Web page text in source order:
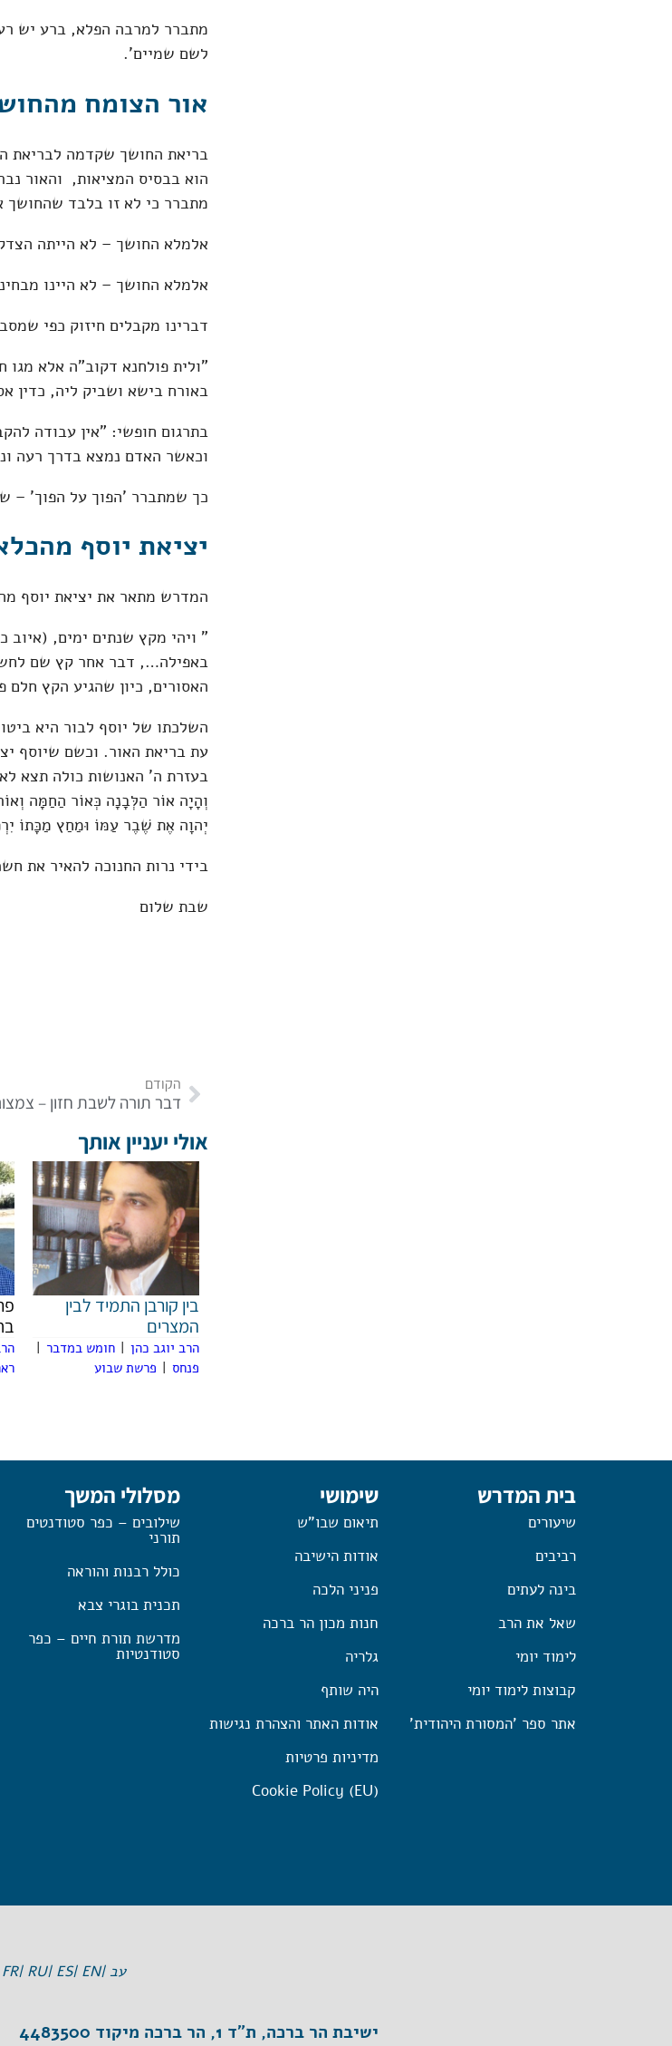
מתברר למרבה הפלא, ברע יש
לשם שמיים'.
אור הצומח
בריאת החושך שקדמה לבריאת
הוא בבסיס המציאות, והאור
מתברר כי לא זו בלבד שהחושך
אלמלא החושך – לא הייתה
אלמלא החושך – לא היינו
דברינו מקבלים חיזוק כפי
"ולית פולחנא דקוב"ה אלא
באורח בישא ושביק ליה, כדין
בתרגום חופשי: "אין עבודה
וכאשר האדם נמצא בדרך רעה
כך שמתברר 'הפוך על הפוך' –
יציאת יוסף
המדרש מתאר את יציאת יוסף
" ויהי מקץ שנתים ימים,
באפילה…, דבר אחר קץ שם
האסורים, כיון שהגיע הקץ
השלכתו של יוסף לבור היא
עת בריאת האור. וכשם שיוסף
בעזרת ה' האנושות כולה תצא
וְהָיָה אוֹר הַלְּבָנָה כְּאוֹר הַחַמָּה
יְהוָה אֶת שֶׁבֶר עַמּוֹ וּמַחַץ מַכָּתוֹ
בידי נרות החנוכה להאיר את
שבת שלום
הקודם
אולי יעניין אותך
בין קורבן התמיד לבין
המצרים
הרב יוגב כהן חומש במדבר
פנחס
פרשת שבוע
בית המדרש
שיעורים
רביבים
בינה לעתים
שאל את הרב
לימוד יומי
קבוצות לימוד יומי
אתר ספר 'המסורת היהודית'
שימושי
תיאום שבו"ש
אודות הישיבה
פניני הלכה
חנות מכון הר ברכה
גלריה
היה שותף
אודות האתר והצהרת נגישות
מדיניות פרטיות
Cookie Policy (EU)
מסלולי המשך
שילובים – כפר סטודנטים
תורני
כולל רבנות והוראה
תכנית בוגרי צבא
מדרשת תורת חיים – כפר
סטודנטיות
עב |EN |
ES |
RU |
FR
ישיבת הר ברכה, ת"ד 1, הר ברכה מיקוד 4483500 |